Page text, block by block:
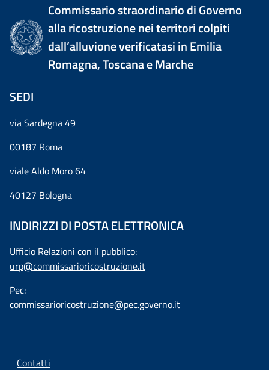
Commissario straordinario di Governo
alla ricostruzione nei territori colpiti
dall’alluvione verificatasi in Emilia
Romagna, Toscana e Marche
SEDI
via Sardegna 49
00187 Roma
viale Aldo Moro 64
40127 Bologna
INDIRIZZI DI POSTA ELETTRONICA
Ufficio Relazioni con il pubblico:
urp@commissarioricostruzione.it
Pec:
commissarioricostruzione@pec.governo.it
Contatti